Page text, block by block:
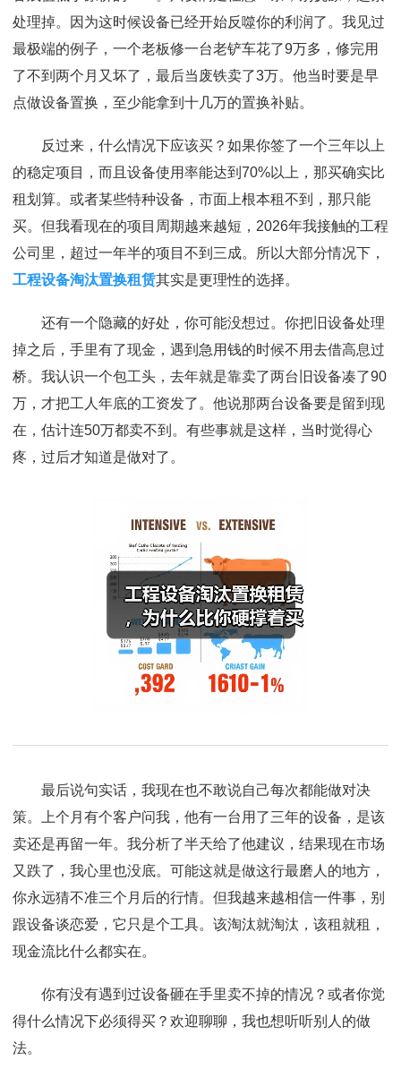
处理掉。因为这时候设备已经开始反噬你的利润了。我见过
最极端的例子，一个老板修一台老铲车花了9万多，修完用
了不到两个月又坏了，最后当废铁卖了3万。他当时要是早
点做设备置换，至少能拿到十几万的置换补贴。
反过来，什么情况下应该买？如果你签了一个三年以上
的稳定项目，而且设备使用率能达到70%以上，那买确实比
租划算。或者某些特种设备，市面上根本租不到，那只能
买。但我看现在的项目周期越来越短，2026年我接触的工程
公司里，超过一年半的项目不到三成。所以大部分情况下，
工程设备淘汰置换租赁其实是更理性的选择。
还有一个隐藏的好处，你可能没想过。你把旧设备处理
掉之后，手里有了现金，遇到急用钱的时候不用去借高息过
桥。我认识一个包工头，去年就是靠卖了两台旧设备凑了90
万，才把工人年底的工资发了。他说那两台设备要是留到现
在，估计连50万都卖不到。有些事就是这样，当时觉得心
疼，过后才知道是做对了。
最后说句实话，我现在也不敢说自己每次都能做对决
策。上个月有个客户问我，他有一台用了三年的设备，是该
卖还是再留一年。我分析了半天给了他建议，结果现在市场
又跌了，我心里也没底。可能这就是做这行最磨人的地方，
你永远猜不准三个月后的行情。但我越来越相信一件事，别
跟设备谈恋爱，它只是个工具。该淘汰就淘汰，该租就租，
现金流比什么都实在。
你有没有遇到过设备砸在手里卖不掉的情况？或者你觉
得什么情况下必须得买？欢迎聊聊，我也想听听别人的做
法。